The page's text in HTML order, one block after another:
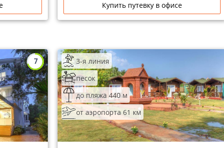
Купить путевку в офисе
7
3-я линия
песок
до пляжа 440 м
от аэропорта 61 км